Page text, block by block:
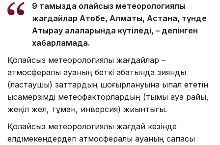
9 тамызда қолайсыз метеорологиялық
жағдайлар Ақтөбе, Алматы, Астана, түнде
Атырау қалаларында күтіледі, – делінген
хабарламада.
Қолайсыз метеорологиялық жағдайлар –
атмосфералық ауаның беткі қабатында зиянды
(ластаушы) заттардың шоғырлануына ықпал ететін
қысқамерзімді метеофакторлардың (тымық ауа райы,
жеңіл жел, тұман, инверсия) жиынтығы.
Қолайсыз метеорологиялық жағдай кезінде
елдімекендердегі атмосфералық ауаның сапасы